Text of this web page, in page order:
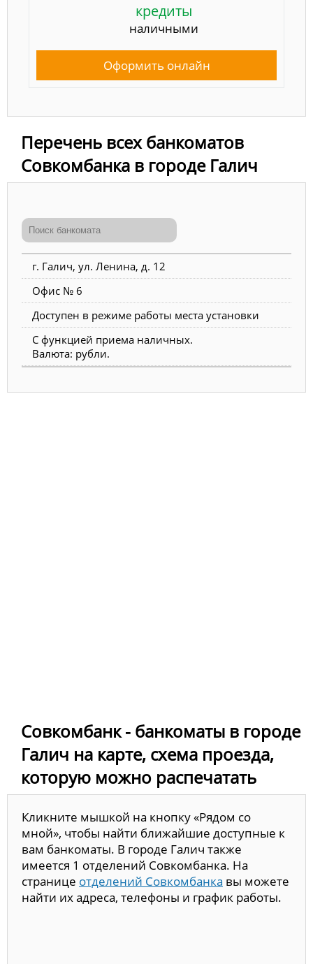
кредиты
наличными
Оформить онлайн
Перечень всех банкоматов
Совкомбанка в городе Галич
г. Галич, ул. Ленина, д. 12
Офис № 6
Доступен в режиме работы места установки
С функцией приема наличных.
Валюта: рубли.
Совкомбанк - банкоматы в городе
Галич на карте, схема проезда,
которую можно распечатать
Кликните мышкой на кнопку «Рядом со
мной», чтобы найти ближайшие доступные к
вам банкоматы. В городе Галич также
имеется 1 отделений Совкомбанка. На
странице отделений Совкомбанка вы можете
найти их адреса, телефоны и график работы.